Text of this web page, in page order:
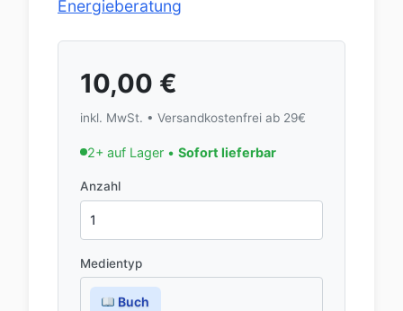
Energieberatung
10,00 €
inkl. MwSt. • Versandkostenfrei ab 29€
2+ auf Lager • Sofort lieferbar
Anzahl
Medientyp
Buch